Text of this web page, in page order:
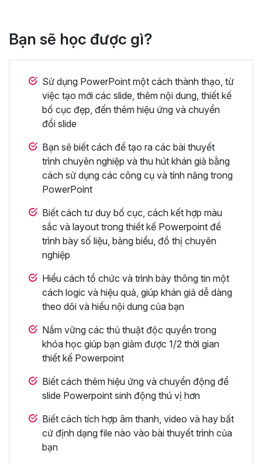
Bạn sẽ học được gì?
Sử dụng PowerPoint một cách thành thạo, từ
việc tạo mới các slide, thêm nội dung, thiết kế
bố cục đẹp, đến thêm hiệu ứng và chuyển
đổi slide
Bạn sẽ biết cách để tạo ra các bài thuyết
trình chuyên nghiệp và thu hút khán giả bằng
cách sử dụng các công cụ và tính năng trong
PowerPoint
Biết cách tư duy bố cục, cách kết hợp màu
sắc và layout trong thiết kế Powerpoint để
trình bày số liệu, bảng biểu, đồ thị chuyên
nghiệp
Hiểu cách tổ chức và trình bày thông tin một
cách logic và hiệu quả, giúp khán giả dễ dàng
theo dõi và hiểu nội dung của bạn
Nắm vững các thủ thuật độc quyền trong
khóa học giúp bạn giảm được 1/2 thời gian
thiết kế Powerpoint
Biết cách thêm hiệu ứng và chuyển động để
slide Powerpoint sinh động thú vị hơn
Biết cách tích hợp âm thanh, video và hay bất
cứ định dạng file nào vào bài thuyết trình của
bạn